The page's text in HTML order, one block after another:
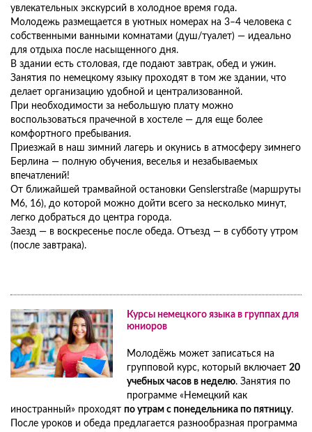
увлекательных экскурсий в холодное время года.
Молодежь размещается в уютных номерах на 3–4 человека с
собственными ванными комнатами (душ/туалет) — идеально
для отдыха после насыщенного дня.
В здании есть столовая, где подают завтрак, обед и ужин.
Занятия по немецкому языку проходят в том же здании, что
делает организацию удобной и централизованной.
При необходимости за небольшую плату можно
воспользоваться прачечной в хостеле — для еще более
комфортного пребывания.
Приезжай в наш зимний лагерь и окунись в атмосферу зимнего
Берлина — полную обучения, веселья и незабываемых
впечатлений!
От ближайшей трамвайной остановки Genslerstraße (маршруты
M6, 16), до которой можно дойти всего за несколько минут,
легко добраться до центра города.
Заезд — в воскресенье после обеда. Отъезд — в субботу утром
(после завтрака).
Курсы немецкого языка в группах для
юниоров
Молодёжь может записаться на
групповой курс, который включает20
учебных часов в неделю. Занятия по
программе «Немецкий как
иностранный» проходят по утрам с понедельника по пятницу.
После уроков и обеда предлагается разнообразная программа